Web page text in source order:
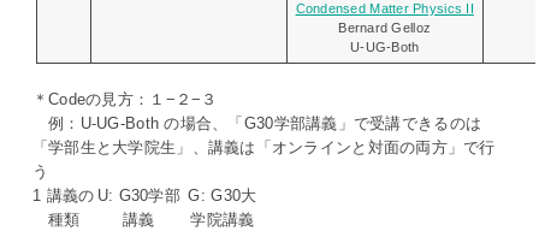
Condensed Matter Physics II
Bernard Gelloz
U-UG-Both
＊Codeの見方：１−２−３
例：U-UG-Both の場合、「G30学部講義」で受講できるのは
「学部生と大学院生」、講義は「オンラインと対面の両方」で行
う
1 講義の
種類
U: G30学部
講義
G: G30大
学院講義